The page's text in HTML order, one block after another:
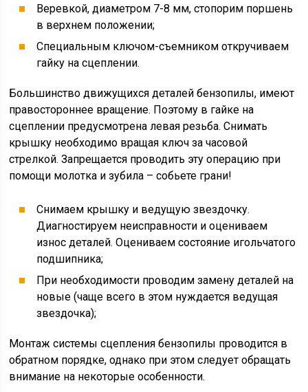
Веревкой, диаметром 7-8 мм, стопорим поршень
в верхнем положении;
Специальным ключом-съемником откручиваем
гайку на сцеплении.
Большинство движущихся деталей бензопилы, имеют
правостороннее вращение. Поэтому в гайке на
сцеплении предусмотрена левая резьба. Снимать
крышку необходимо вращая ключ за часовой
стрелкой. Запрещается проводить эту операцию при
помощи молотка и зубила – собьете грани!
Снимаем крышку и ведущую звездочку.
Диагностируем неисправности и оцениваем
износ деталей. Оцениваем состояние игольчатого
подшипника;
При необходимости проводим замену деталей на
новые (чаще всего в этом нуждается ведущая
звездочка);
Монтаж системы сцепления бензопилы проводится в
обратном порядке, однако при этом следует обращать
внимание на некоторые особенности.